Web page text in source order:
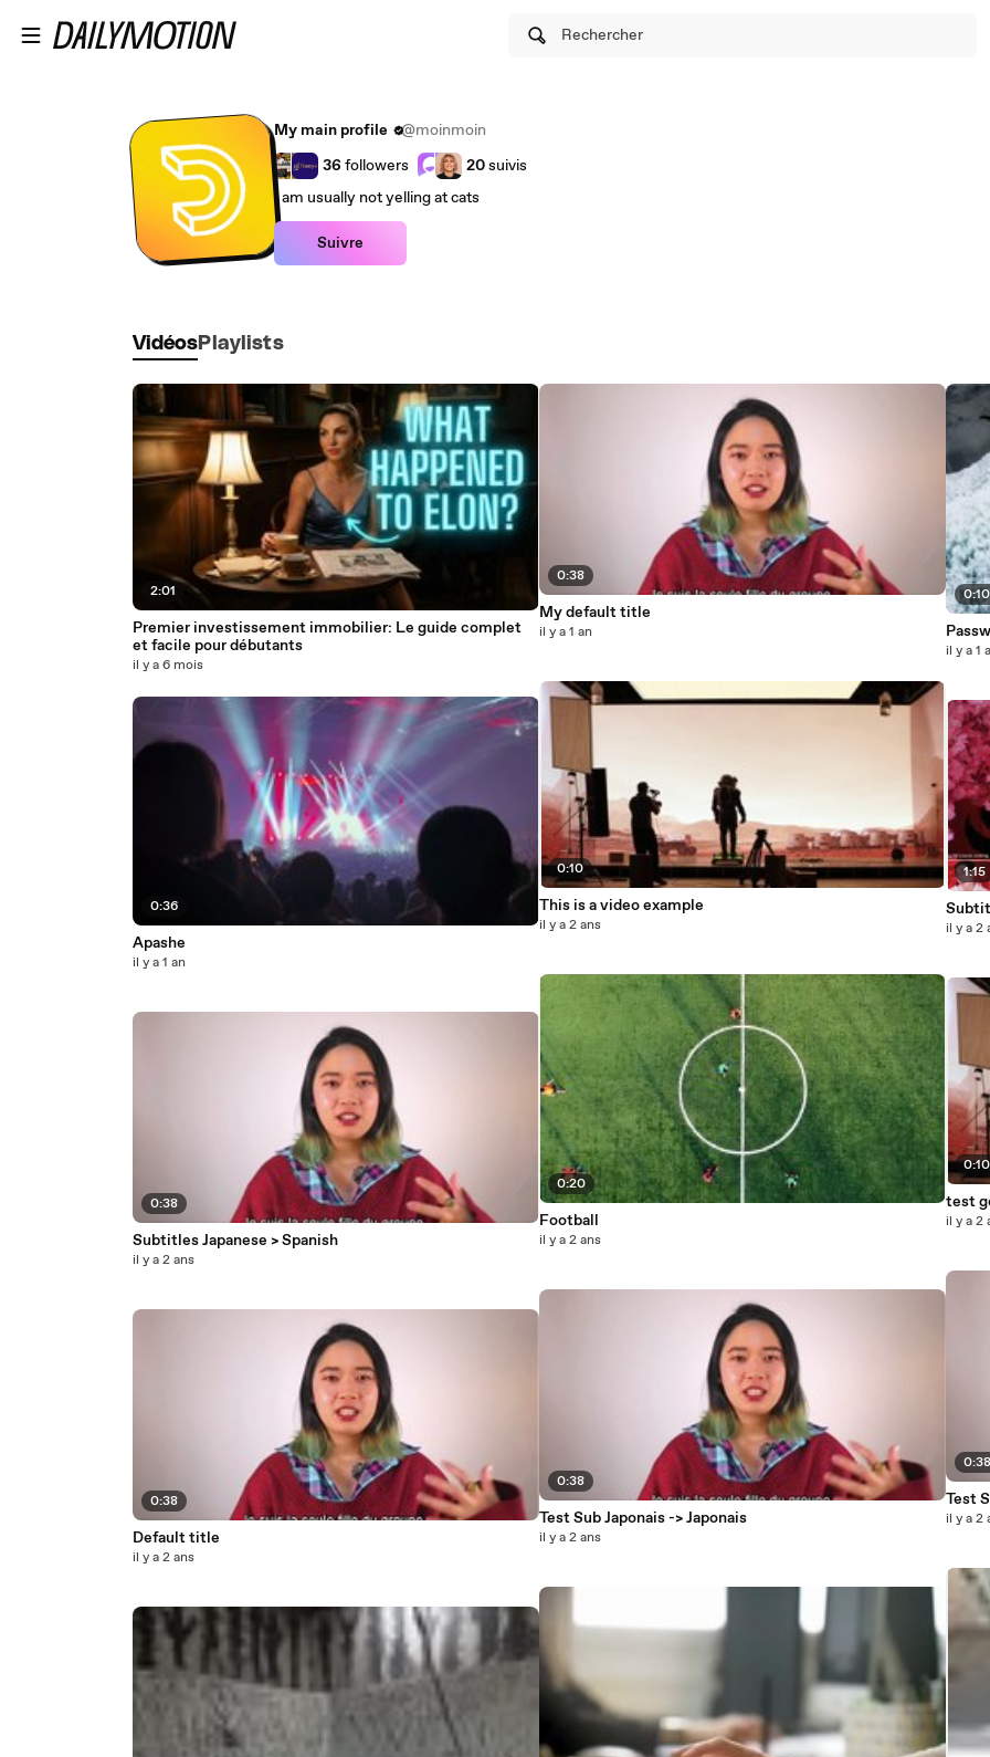
Rechercher
My main profile
@moinmoin
36 followers 20suivis
I am usually not yelling at cats
Suivre
Vidéos Playlists
2:01
Premier investissement immobilier: Le guide complet
et facile pour débutants
il y a 6 mois
0:36
Apashe
il y a 1 an
0:38
Subtitles Japanese > Spanish
il y a 2 ans
0:38
Default title
il y a 2 ans
0:38
My default title
il y a 1 an
0:10
This is a video example
il y a 2 ans
0:20
Football
il y a 2 ans
0:38
Test Sub Japonais -> Japonais
il y a 2 ans
0:10
il y a 1
1:15
il y a 2
0:10
test
il y a 2
Test
il y a 2